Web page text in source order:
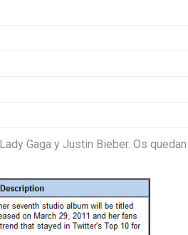
Gaga y Justin Bieber. Os